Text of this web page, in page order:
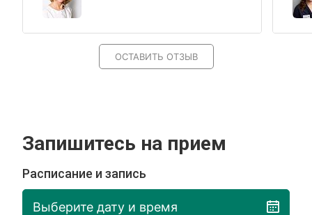
ОСТАВИТЬ ОТЗЫВ
Запишитесь на прием
Расписание и запись
Выберите дату и время